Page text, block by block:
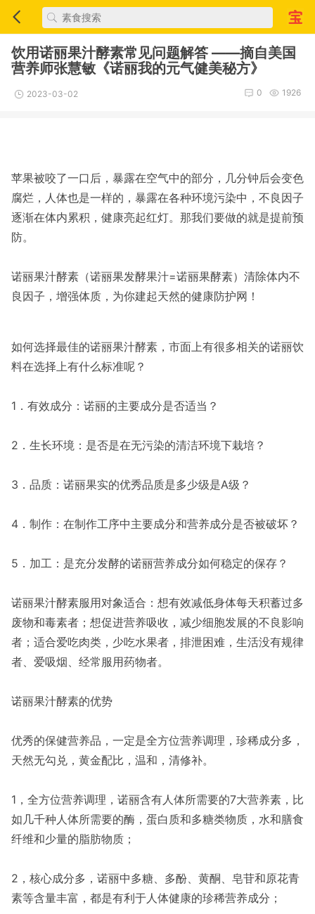
饮用诺丽果汁酵素常见问题解答 ——摘自美国
营养师张慧敏《诺丽我的元气健美秘方》
2023-03-02 1926
0
苹果被咬了一口后，暴露在空气中的部分，几分钟后会变色
腐烂，人体也是一样的，暴露在各种环境污染中，不良因子
逐渐在体内累积，健康亮起红灯。那我们要做的就是提前预
防。
诺丽果汁酵素（诺丽果发酵果汁=诺丽果酵素）清除体内不
良因子，增强体质，为你建起天然的健康防护网！
如何选择最佳的诺丽果汁酵素，市面上有很多相关的诺丽饮
料在选择上有什么标准呢？
1．有效成分：诺丽的主要成分是否适当？
2．生长环境：是否是在无污染的清洁环境下栽培？
3．品质：诺丽果实的优秀品质是多少级是A级？
4．制作：在制作工序中主要成分和营养成分是否被破坏？
5．加工：是充分发酵的诺丽营养成分如何稳定的保存？
诺丽果汁酵素服用对象适合：想有效减低身体每天积蓄过多
废物和毒素者；想促进营养吸收，减少细胞发展的不良影响
者；适合爱吃肉类，少吃水果者，排泄困难，生活没有规律
者、爱吸烟、经常服用药物者。
诺丽果汁酵素的优势
优秀的保健营养品，一定是全方位营养调理，珍稀成分多，
天然无勾兑，黄金配比，温和，清修补。
1，全方位营养调理，诺丽含有人体所需要的7大营养素，比
如几千种人体所需要的酶，蛋白质和多糖类物质，水和膳食
纤维和少量的脂肪物质；
2，核心成分多，诺丽中多糖、多酚、黄酮、皂苷和原花青
素等含量丰富，都是有利于人体健康的珍稀营养成分；